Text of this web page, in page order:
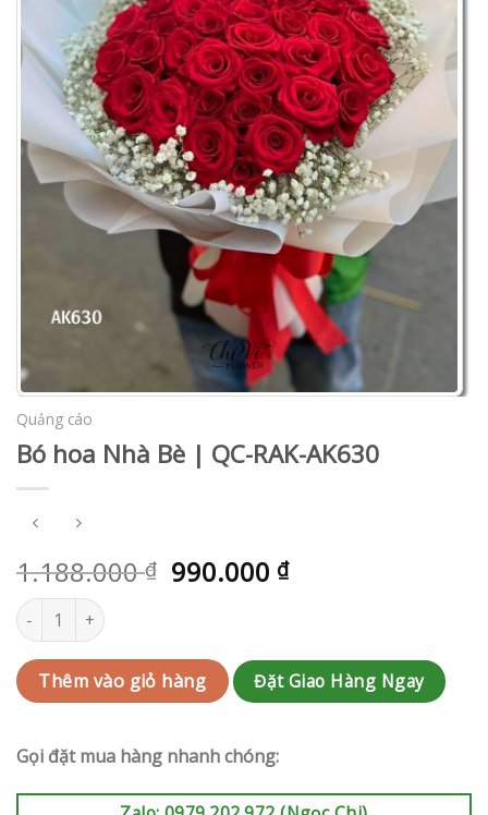
Quảng cáo
Bó hoa Nhà Bè | QC-RAK-AK630
1.188.000₫ 990.000 ₫
Bó hoa Nhà Bè | QC-RAK-AK630 số lượng
Thêm vào giỏ hàng Đặt Giao Hàng Ngay
Gọi đặt mua hàng nhanh chóng: